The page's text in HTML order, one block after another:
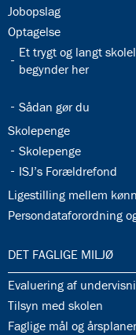
32.26:
Jobopslag
32.27:
Optagelse
32.28:
Et trygt og langt
begynder her
32.30:
Sådan gør du
32.32:
Skolepenge
32.33:
Skolepenge
32.35:
ISJ’s Forældrefond
32.36:
Ligestilling mellem
32.37:
Persondataforordning
33.0:
DET FAGLIGE MILJØ
33.1:
Evaluering af
33.2:
Tilsyn med skolen
33.3:
Faglige mål og årsplaner